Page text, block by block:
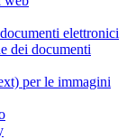
elettronici
dei documenti
per le immagini